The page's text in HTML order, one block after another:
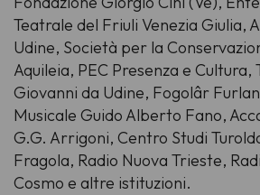
Teatrale del Friuli Venezia Giulia,
Udine, Società per la
Aquileia, PEC Presenza e Cultura,
Giovanni da Udine, Fogolâr
Musicale Guido Alberto Fano,
G.G. Arrigoni, Centro Studi
Fragola, Radio Nuova Trieste,
Cosmo e altre istituzioni.